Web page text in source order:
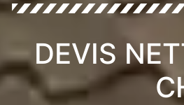
DEVIS